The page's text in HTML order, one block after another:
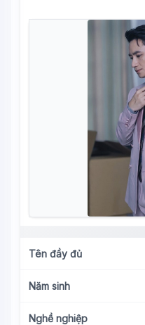
Tên đầy đủ
Năm sinh
Nghề nghiệp